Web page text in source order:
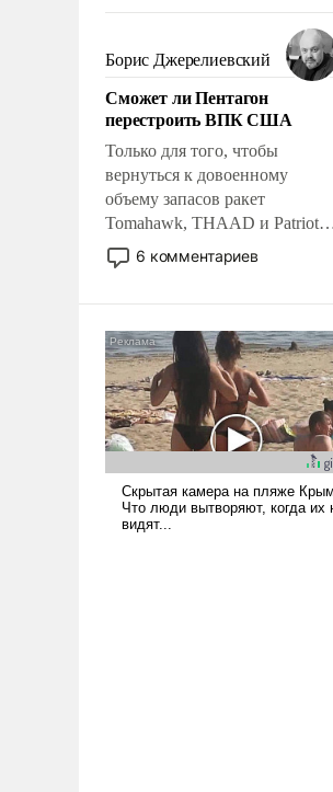
сложна и амбициозна. Однако
и ее реализация радикально
поднимет наши боевые
возможности.
Борис Джерелиевский
Сможет ли Пентагон
перестроить ВПК США
Только для того, чтобы
вернуться к довоенному
объему запасов ракет
Tomahawk, THAAD и Patriot
США потребуется более трех
лет. Даже небольшая война с
Сложившаяся ситуация
означает многолетний период
уязвимости США, например,
перед Китаем.
6 комментариев